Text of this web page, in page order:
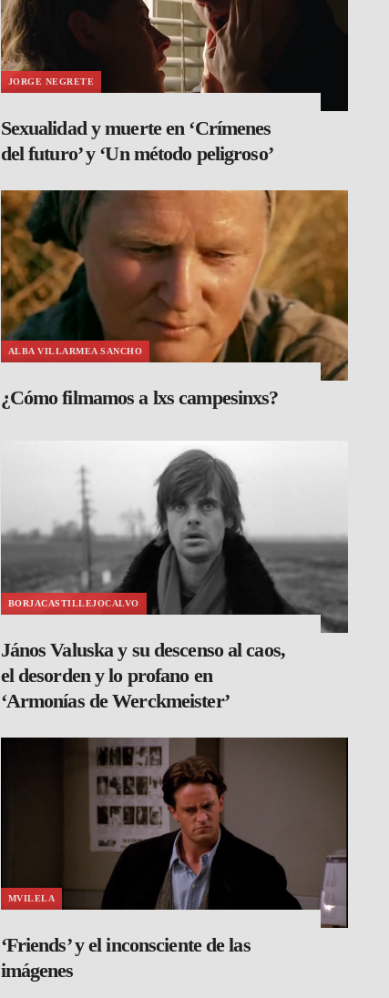
JORGE NEGRETE
Sexualidad y muerte en ‘Crímenes
del futuro’ y ‘Un método peligroso’
ALBA VILLARMEA SANCHO
¿Cómo filmamos a lxs campesinxs?
BORJACASTILLEJOCALVO
János Valuska y su descenso al caos,
el desorden y lo profano en
‘Armonías de Werckmeister’
MVILELA
‘Friends’ y el inconsciente de las
imágenes